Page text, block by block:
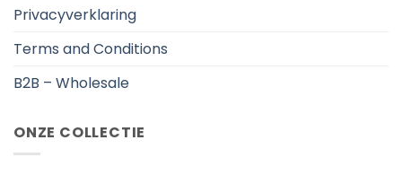
Privacyverklaring
Terms and Conditions
B2B – Wholesale
ONZE COLLECTIE